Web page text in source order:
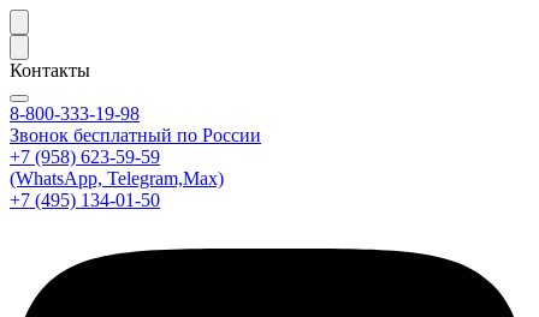
Контакты
8-800-333-19-98
Звонок бесплатный по России
+7 (958) 623-59-59
(WhatsApp, Telegram,Max)
+7 (495) 134-01-50